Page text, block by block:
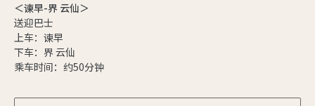
＜谏早-界 云仙＞
送迎巴士
上车：谏早
下车：界 云仙
乘车时间：约50分钟